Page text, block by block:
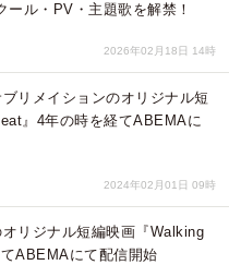
ール・PV・主題歌を解禁！
2026年02月18日 14時
ブリメイションのオリジナル短
』4年の時を経てABEMAに
2024年02月01日 09時
リジナル短編映画『Walking
ABEMAにて配信開始